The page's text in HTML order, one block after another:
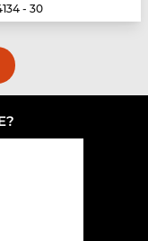
- 30